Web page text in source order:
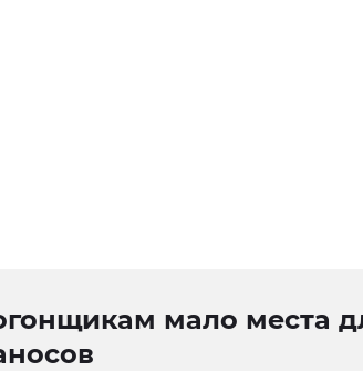
мало места